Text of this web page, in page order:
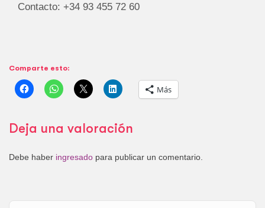
Contacto: +34 93 455 72 60
Comparte esto:
Más
Deja una valoración
Debe haber ingresado para publicar un comentario.